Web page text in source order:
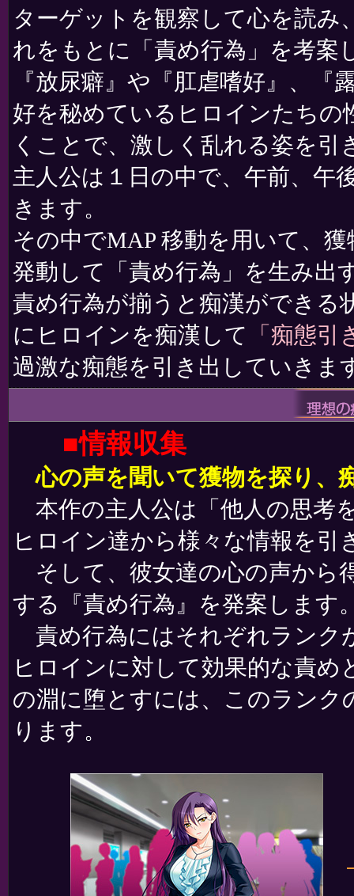
ターゲットを観察して心を読
れをもとに「責め行為」を考
『放尿癖』や『肛虐嗜好』、
好を秘めているヒロインたちの
くことで、激しく乱れる姿を
主人公は１日の中で、午前、午
きます。
その中でMAP 移動を用いて、
発動して「責め行為」を生み出
責め行為が揃うと痴漢ができる
にヒロインを痴漢して
「痴態
過激な痴態を引き出していきま
■情報収集
心の声を聞いて獲物を探り、
本作の主人公は「他人の思考
ヒロイン達から様々な情報を引
そして、彼女達の心の声から
する『責め行為』を発案します
責め行為にはそれぞれランク
ヒロインに対して効果的な責
の淵に堕とすには、このランク
ります。